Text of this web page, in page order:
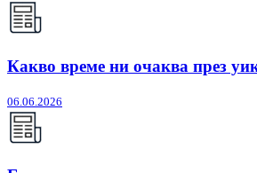
Какво време ни очаква през
06.06.2026